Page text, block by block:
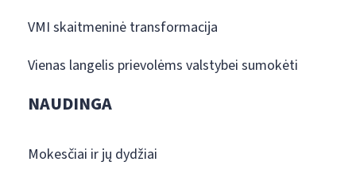
VMI skaitmeninė transformacija
Vienas langelis prievolėms valstybei sumokėti
NAUDINGA
Mokesčiai ir jų dydžiai